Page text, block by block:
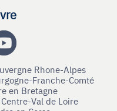
Rhone-Alpes
Franche-Comté
en Bretagne
Val de Loire